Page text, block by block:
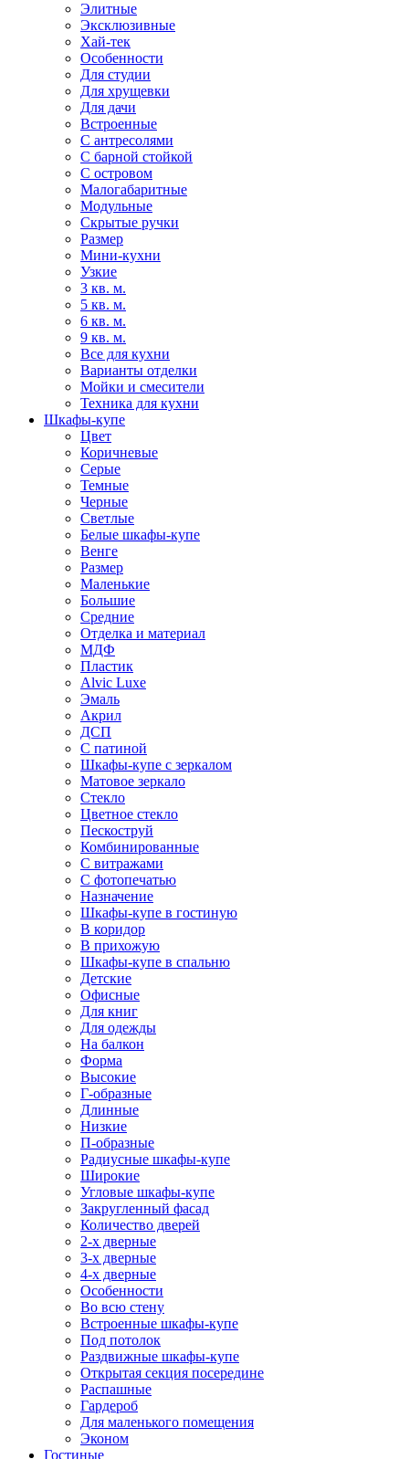
Элитные
Эксклюзивные
Хай-тек
Особенности
Для студии
Для хрущевки
Для дачи
Встроенные
С антресолями
С барной стойкой
С островом
Малогабаритные
Модульные
Скрытые ручки
Размер
Мини-кухни
Узкие
3 кв. м.
5 кв. м.
6 кв. м.
9 кв. м.
Все для кухни
Варианты отделки
Мойки и смесители
Техника для кухни
Шкафы-купе
Цвет
Коричневые
Серые
Темные
Черные
Светлые
Белые шкафы-купе
Венге
Размер
Маленькие
Большие
Средние
Отделка и материал
МДФ
Пластик
Alvic Luxe
Эмаль
Акрил
ДСП
С патиной
Шкафы-купе с зеркалом
Матовое зеркало
Стекло
Цветное стекло
Пескоструй
Комбинированные
С витражами
С фотопечатью
Назначение
Шкафы-купе в гостиную
В коридор
В прихожую
Шкафы-купе в спальню
Детские
Офисные
Для книг
Для одежды
На балкон
Форма
Высокие
Г-образные
Длинные
Низкие
П-образные
Радиусные шкафы-купе
Широкие
Угловые шкафы-купе
Закругленный фасад
Количество дверей
2-х дверные
3-х дверные
4-х дверные
Особенности
Во всю стену
Встроенные шкафы-купе
Под потолок
Раздвижные шкафы-купе
Открытая секция посередине
Распашные
Гардероб
Для маленького помещения
Эконом
Гостиные